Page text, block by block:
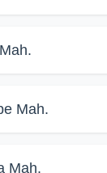
Mah.
Mah.